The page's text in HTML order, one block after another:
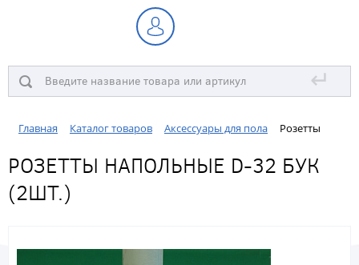
↵
Главная Каталог товаров Аксессуары для пола Розетты
РОЗЕТТЫ НАПОЛЬНЫЕ D-32 БУК
(2ШТ.)